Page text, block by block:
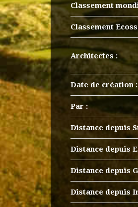
Classement
Classement
Architectes :
Date de création :
Par :
Distance depuis
Distance depuis
Distance depuis
Distance depuis